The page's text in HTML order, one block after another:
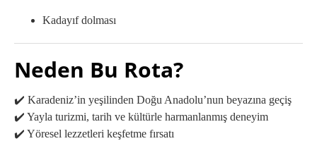
Kadayıf dolması
Neden Bu Rota?
✔️ Karadeniz’in yeşilinden Doğu Anadolu’nun beyazına geçiş
✔️ Yayla turizmi, tarih ve kültürle harmanlanmış deneyim
✔️ Yöresel lezzetleri keşfetme fırsatı